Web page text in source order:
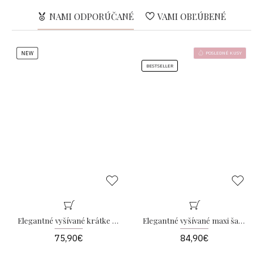
NAMI ODPORÚČANÉ VAMI OBĽÚBENÉ
NEW
Elegantné vyšívané krátke šaty s kvetmi Tiffany AB 258
75,90€
BESTSELLER
POSLEDNÉ KUSY
Elegantné vyšívané maxi šaty s kvetmi Leona AB 218
84,90€